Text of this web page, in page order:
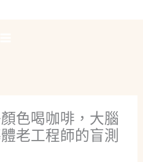
色喝咖啡，大腦
老工程師的盲測